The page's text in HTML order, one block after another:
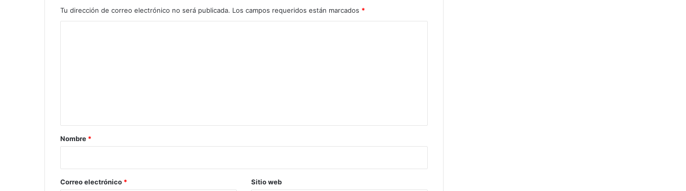
Tu dirección de correo electrónico no será publicada. Los campos requeridos están marcados *
r
*
Nombre *
Correo electrónico * Sitio web